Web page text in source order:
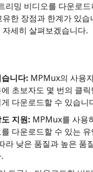
리밍 비디오를 다운로
유한 장점과 한계가 있
세히 살펴보겠습니다.
니다: MPMux의 사용
초보자도 몇 번의 클
다운로드할 수 있습니
지원: MPMux를 사용
다운로드할 수 있는
라 낮은 품질과 높은 품